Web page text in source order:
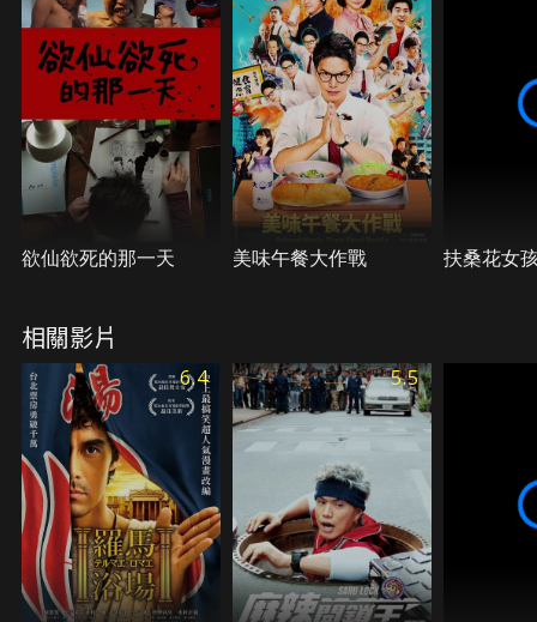
欲仙欲死的那一天 美味午餐大作戰 扶桑花女
相關影片
6.4 5.5